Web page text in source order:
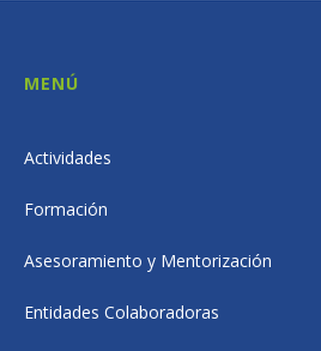
MENÚ
Actividades
Formación
Asesoramiento y Mentorización
Entidades Colaboradoras